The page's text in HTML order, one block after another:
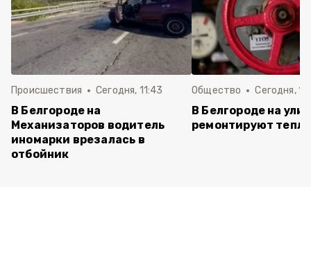
Происшествия Сегодня, 11:43
В Белгороде на
Механизаторов водитель
иномарки врезалась в
отбойник
Общество Сегодня,
В Белгороде на
ремонтируют